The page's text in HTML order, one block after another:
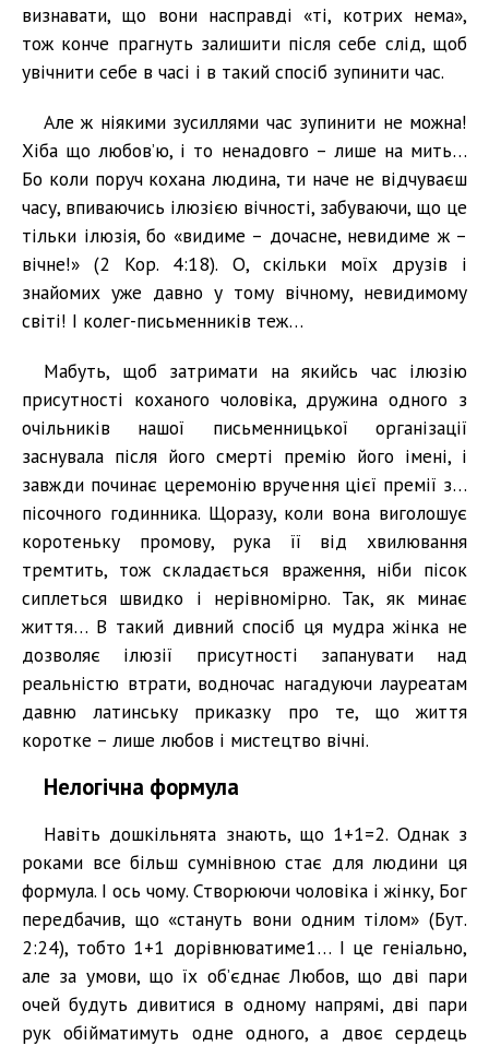
визнавати, що вони насправді «ті, котрих нема»,
тож конче прагнуть залишити після себе слід, щоб
увічнити себе в часі і в такий спосіб зупинити час.
Але ж ніякими зусиллями час зупинити не можна!
Хіба що любов’ю, і то ненадовго – лише на мить…
Бо коли поруч кохана людина, ти наче не відчуваєш
часу, впиваючись ілюзією вічності, забуваючи, що це
тільки ілюзія, бо «видиме – дочасне, невидиме ж –
вічне!» (2 Кор. 4:18). О, скільки моїх друзів і
знайомих уже давно у тому вічному, невидимому
світі! І колег-письменників теж…
Мабуть, щоб затримати на якийсь час ілюзію
присутності коханого чоловіка, дружина одного з
очільників нашої письменницької організації
заснувала після його смерті премію його імені, і
завжди починає церемонію вручення цієї премії з…
пісочного годинника. Щоразу, коли вона виголошує
коротеньку промову, рука її від хвилювання
тремтить, тож складається враження, ніби пісок
сиплеться швидко і нерівномірно. Так, як минає
життя… В такий дивний спосіб ця мудра жінка не
дозволяє ілюзії присутності запанувати над
реальністю втрати, водночас нагадуючи лауреатам
давню латинську приказку про те, що життя
коротке – лише любов і мистецтво вічні.
Нелогічна формула
Навіть дошкільнята знають, що 1+1=2. Однак з
роками все більш сумнівною стає для людини ця
формула. І ось чому. Створюючи чоловіка і жінку, Бог
передбачив, що «стануть вони одним тілом» (Бут.
2:24), тобто 1+1 дорівнюватиме1… І це геніально,
але за умови, що їх об’єднає Любов, що дві пари
очей будуть дивитися в одному напрямі, дві пари
рук обійматимуть одне одного, а двоє сердець